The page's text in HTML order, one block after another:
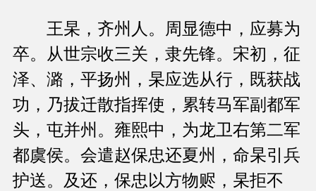
王杲，齐州人。周显德中，应募为
卒。从世宗收三关，隶先锋。宋初，征
泽、潞，平扬州，杲应选从行，既获战
功，乃拔迁散指挥使，累转马军副都军
头，屯并州。雍熙中，为龙卫右第二军
都虞侯。会遣赵保忠还夏州，命杲引兵
护送。及还，保忠以方物赆，杲拒不